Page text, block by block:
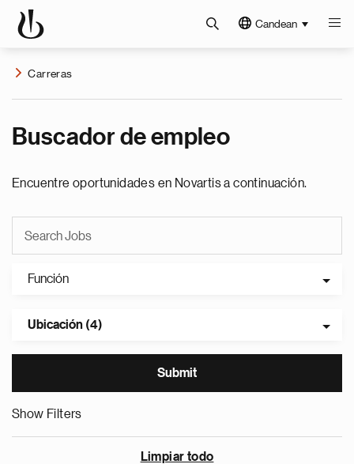
Candean
Carreras
Buscador de empleo
Encuentre oportunidades en Novartis a continuación.
Función
Ubicación (4)
Show Filters
Limpiar todo